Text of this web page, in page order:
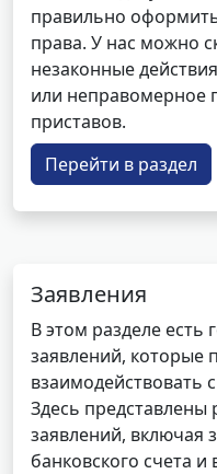
правильно
права. У нас можно
незаконные
или неправомерное
приставов.
Перейти в раздел
Заявления
В этом разделе
заявлений, которые
взаимодействовать
Здесь
заявлений, включая
банковского счета